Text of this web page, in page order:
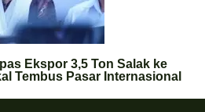
Ekspor 3,5 Ton Salak ke
Tembus Pasar Internasional